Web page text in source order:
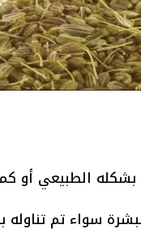
بشكله الطبيعي أو
سواء تم تناوله